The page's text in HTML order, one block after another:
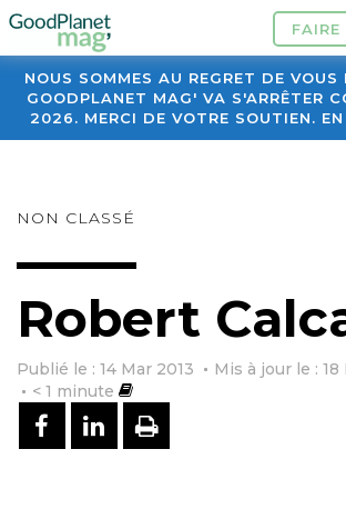
FAIRE
NOUS SOMMES AU REGRET DE VOUS
GOODPLANET MAG' VA S'ARRÊTER
2026. MERCI DE VOTRE SOUTIEN.
NON CLASSÉ
Robert
Publié le : 14 Mar 2013
Mis à jour le : 18
< 1 minute
PARTAGER SUR
PARTAGER SUR
IMPRIMER